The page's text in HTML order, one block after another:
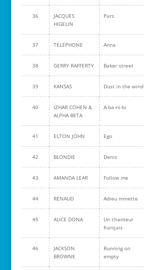
36
JACQUES
HIGELIN
Pars
37 TELEPHONE Anna
38 GERRY RAFFERTY Baker street
39 KANSAS Dust in the wind
40
IZHAR COHEN &
ALPHA BETA
A-ba-ni-bi
41 ELTON JOHN Ego
42 BLONDIE Denis
43 AMANDA LEAR Follow me
44 RENAUD Adieu minette
45 ALICE DONA
Un chanteur
français
46
JACKSON
BROWNE
Running on
empty